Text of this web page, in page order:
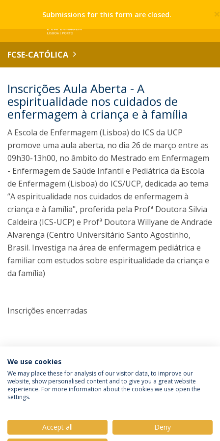
×
Submissions for this form are closed.
FCSE-CATÓLICA
Inscrições Aula Aberta - A
espiritualidade nos cuidados de
enfermagem à criança e à família
A Escola de Enfermagem (Lisboa) do ICS da UCP
promove uma aula aberta, no dia 26 de março entre as
09h30-13h00, no âmbito do Mestrado em Enfermagem
- Enfermagem de Saúde Infantil e Pediátrica da Escola
de Enfermagem (Lisboa) do ICS/UCP, dedicada ao tema
“A espiritualidade nos cuidados de enfermagem à
criança e à família", proferida pela Profª Doutora Silvia
Caldeira (ICS-UCP) e Profª Doutora Willyane de Andrade
Alvarenga (Centro Universitário Santo Agostinho,
Brasil. Investiga na área de enfermagem pediátrica e
familiar com estudos sobre espiritualidade da criança e
da família)
Inscrições encerradas
Política de Privacidade
Termos e Condições
We use cookies
We may place these for analysis of our visitor data, to improve our
website, show personalised content and to give you a great website
experience. For more information about the cookies we use open the
settings.
Accept all Deny